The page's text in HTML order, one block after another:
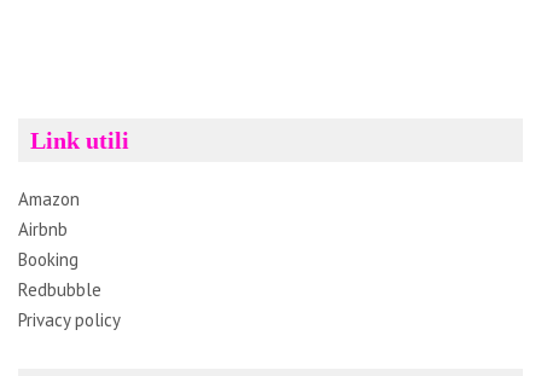
Link utili
Amazon
Airbnb
Booking
Redbubble
Privacy policy